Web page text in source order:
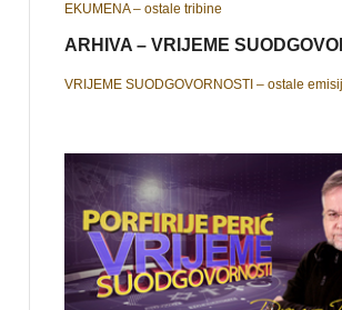
EKUMENA – ostale tribine
ARHIVA – VRIJEME
VRIJEME SUODGOVORNOSTI – ostale